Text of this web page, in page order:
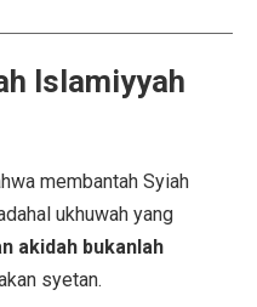
Islamiyyah
membantah Syiah
ukhuwah yang
akidah bukanlah
syetan.